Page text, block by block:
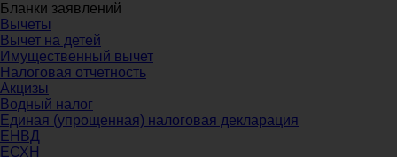
Бланки заявлений
Вычеты
Вычет на детей
Имущественный вычет
Налоговая отчетность
Акцизы
Водный налог
Единая (упрощенная) налоговая декларация
ЕНВД
ЕСХН